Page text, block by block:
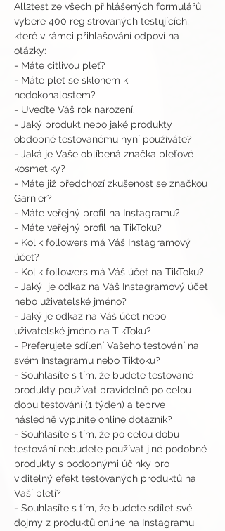
All2test ze všech přihlášených formulářů
vybere 400 registrovaných testujících,
které v rámci přihlašování odpoví na
otázky:
- Máte citlivou pleť?
- Máte pleť se sklonem k
nedokonalostem?
- Uveďte Váš rok narození.
- Jaký produkt nebo jaké produkty
obdobné testovanému nyní používáte?
- Jaká je Vaše oblíbená značka pleťové
kosmetiky?
- Máte již předchozí zkušenost se značkou
Garnier?
- Máte veřejný profil na Instagramu?
- Máte veřejný profil na TikToku?
- Kolik followers má Váš Instagramový
účet?
- Kolik followers má Váš účet na TikToku?
- Jaký  je odkaz na Váš Instagramový účet
nebo uživatelské jméno?
- Jaký je odkaz na Váš účet nebo
uživatelské jméno na TikToku?
- Preferujete sdílení Vašeho testování na
svém Instagramu nebo Tiktoku?
- Souhlasíte s tím, že budete testované
produkty používat pravidelně po celou
dobu testování (1 týden) a teprve
následně vyplníte online dotazník?
- Souhlasíte s tím, že po celou dobu
testování nebudete používat jiné podobné
produkty s podobnými účinky pro
viditelný efekt testovaných produktů na
Vaší pleti?
- Souhlasíte s tím, že budete sdílet své
dojmy z produktů online na Instagramu